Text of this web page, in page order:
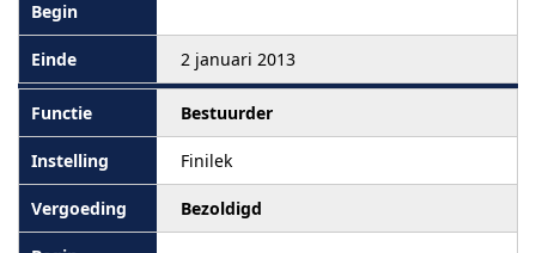
2 januari 2013
Bestuurder
Finilek
Bezoldigd